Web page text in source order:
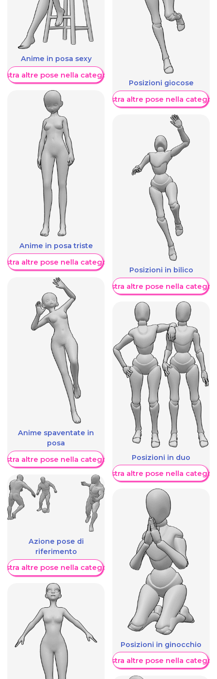
Anime in posa sexy
altre pose nella categoria
Anime in posa triste
altre pose nella categoria
Anime spaventate in
posa
altre pose nella categoria
Azione pose di
riferimento
altre pose nella categoria
Posizioni giocose
Mostra altre pose nella
Posizioni in bilico
Mostra altre pose nella
Posizioni in duo
Mostra altre pose nella
Posizioni in ginocchio
Mostra altre pose nella